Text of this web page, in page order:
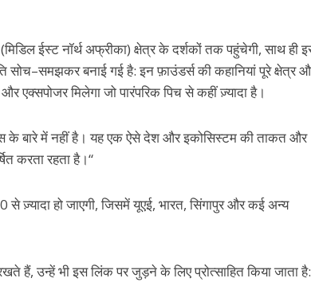
ईस्ट नॉर्थ अफ्रीका) क्षेत्रकेदर्शकोंतकपहुंचेगी,साथही
सोच–समझकरबनाईगईहै:इनफ़ाउंडर्सकीकहानियांपूरेक्षेत्र
औरएक्सपोजरमिलेगाजोपारंपरिकपिचसेकहींज़्यादाहै।
केबारेमेंनहींहै। यहएकऐसेदेशऔरइकोसिस्टमकीताकतऔर
करतारहताहै।“
सेज़्यादाहोजाएगी,जिसमेंयूएई, भारत,सिंगापुरऔरकईअन्य
हैं,उन्हेंभीइसलिंकपरजुड़नेकेलिएप्रोत्साहितकियाजाताहै: